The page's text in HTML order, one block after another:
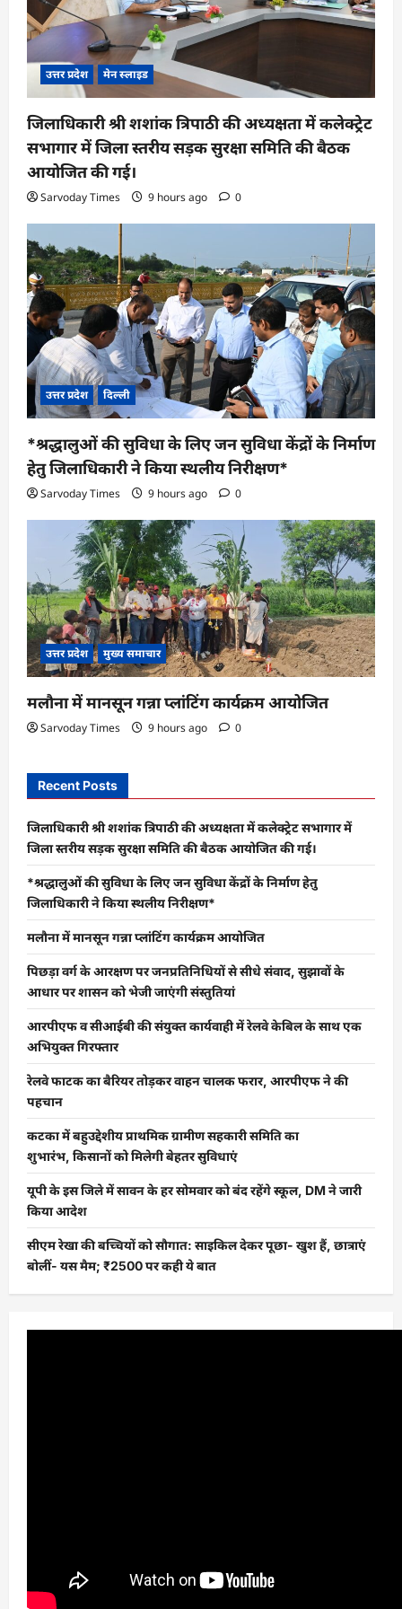
उत्तर प्रदेश मेन स्लाइड
जिलाधिकारी श्री शशांक त्रिपाठी की अध्यक्षता में कलेक्ट्रेट
सभागार में जिला स्तरीय सड़क सुरक्षा समिति की बैठक
आयोजित की गई।
Sarvoday Times 9 hours ago 0
उत्तर प्रदेश दिल्ली
*श्रद्धालुओं की सुविधा के लिए जन सुविधा केंद्रों के निर्माण
हेतु जिलाधिकारी ने किया स्थलीय निरीक्षण*
Sarvoday Times 9 hours ago 0
उत्तर प्रदेश मुख्य समाचार
मलौना में मानसून गन्ना प्लांटिंग कार्यक्रम आयोजित
Sarvoday Times 9 hours ago 0
Recent Posts
जिलाधिकारी श्री शशांक त्रिपाठी की अध्यक्षता में कलेक्ट्रेट सभागार में
जिला स्तरीय सड़क सुरक्षा समिति की बैठक आयोजित की गई।
*श्रद्धालुओं की सुविधा के लिए जन सुविधा केंद्रों के निर्माण हेतु
जिलाधिकारी ने किया स्थलीय निरीक्षण*
मलौना में मानसून गन्ना प्लांटिंग कार्यक्रम आयोजित
पिछड़ा वर्ग के आरक्षण पर जनप्रतिनिधियों से सीधे संवाद, सुझावों के
आधार पर शासन को भेजी जाएंगी संस्तुतियां
आरपीएफ व सीआईबी की संयुक्त कार्यवाही में रेलवे केबिल के साथ एक
अभियुक्त गिरफ्तार
रेलवे फाटक का बैरियर तोड़कर वाहन चालक फरार, आरपीएफ ने की
पहचान
कटका में बहुउद्देशीय प्राथमिक ग्रामीण सहकारी समिति का
शुभारंभ, किसानों को मिलेगी बेहतर सुविधाएं
यूपी के इस जिले में सावन के हर सोमवार को बंद रहेंगे स्कूल, DM ने जारी
किया आदेश
सीएम रेखा की बच्चियों को सौगात: साइकिल देकर पूछा- खुश हैं, छात्राएं
बोलीं- यस मैम; ₹2500 पर कही ये बात